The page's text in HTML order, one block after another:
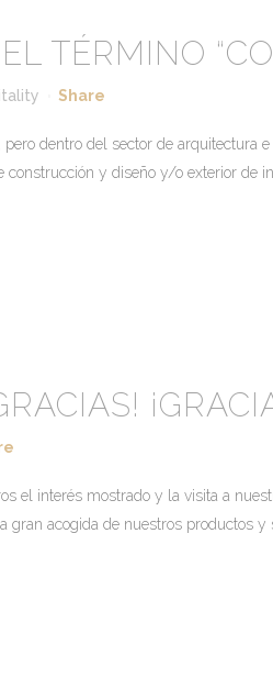
TÉRMINO
Share
pero dentro del sector de
y diseño y/o exterior de
el interés mostrado y la visita a
acogida de nuestros productos y